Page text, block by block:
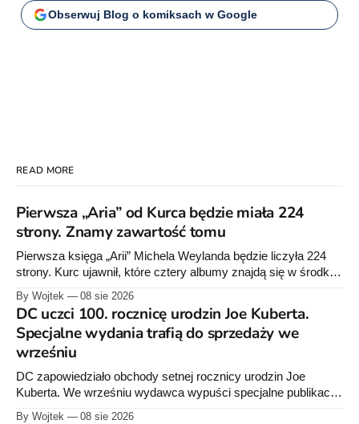
Obserwuj Blog o komiksach w Google
READ MORE
Pierwsza „Aria” od Kurca będzie miała 224
strony. Znamy zawartość tomu
Pierwsza księga „Arii” Michela Weylanda będzie liczyła 224
strony. Kurc ujawnił, które cztery albumy znajdą się w środku i
By Wojtek 08 sie 2026
DC uczci 100. rocznicę urodzin Joe Kuberta.
Specjalne wydania trafią do sprzedaży we
wrześniu
DC zapowiedziało obchody setnej rocznicy urodzin Joe
Kuberta. We wrześniu wydawca wypuści specjalne publikacje
By Wojtek 08 sie 2026